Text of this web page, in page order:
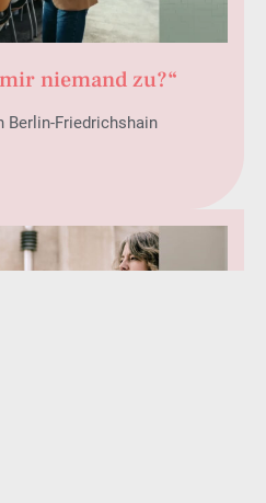
niemand zu?“
Berlin-Friedrichshain